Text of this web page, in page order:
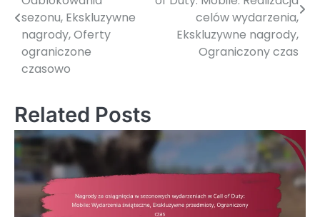
sezonu, Ekskluzywne
nagrody, Oferty
ograniczone
czasowo
celów wydarzenia,
Ekskluzywne nagrody,
Ograniczony czas
Related Posts